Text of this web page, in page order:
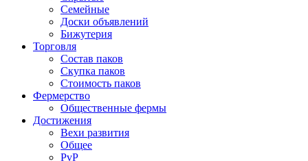
Семейные
Доски объявлений
Бижутерия
Торговля
Состав паков
Скупка паков
Стоимость паков
Фермерство
Общественные фермы
Достижения
Вехи развития
Общее
PvP